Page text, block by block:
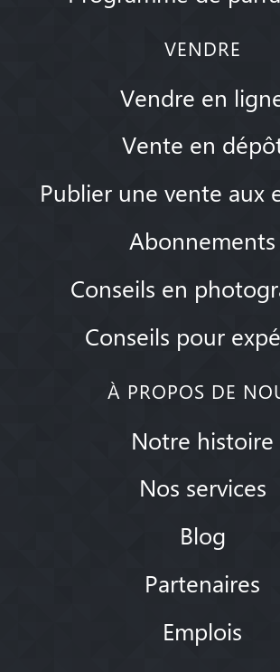
VENDRE
Vendre en
Vente en
Publier une vente aux
Abonnements
Conseils en
Conseils pour
À PROPOS DE
Notre histoire
Nos services
Blog
Partenaires
Emplois